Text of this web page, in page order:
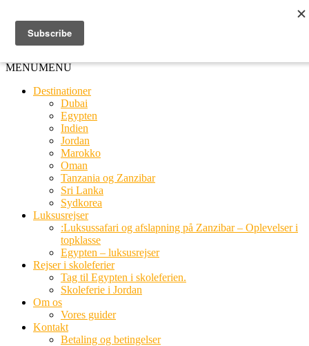
MENUMENU
Destinationer
Dubai
Egypten
Indien
Jordan
Marokko
Oman
Tanzania og Zanzibar
Sri Lanka
Sydkorea
Luksusrejser
:Luksussafari og afslapning på Zanzibar – Oplevelser i
topklasse
Egypten – luksusrejser
Rejser i skoleferier
Tag til Egypten i skoleferien.
Skoleferie i Jordan
Om os
Vores guider
Kontakt
Betaling og betingelser